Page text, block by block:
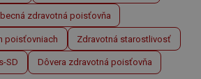
zdravotná poisťovňa
poisťovniach Zdravotná starostlivosť
SD Dôvera zdravotná poisťovňa